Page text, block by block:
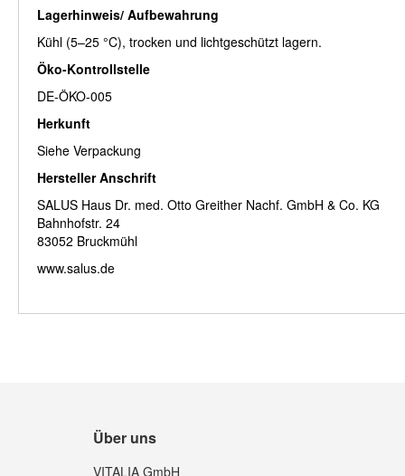
Lagerhinweis/ Aufbewahrung
Kühl (5–25 °C), trocken und lichtgeschützt lagern.
Öko-Kontrollstelle
DE-ÖKO-005
Herkunft
Siehe Verpackung
Hersteller Anschrift
SALUS Haus Dr. med. Otto Greither Nachf. GmbH & Co. KG
Bahnhofstr. 24
83052 Bruckmühl
www.salus.de
Über uns
VITALIA GmbH